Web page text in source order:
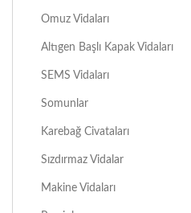
Omuz Vidaları
Altıgen Başlı Kapak Vidaları
SEMS Vidaları
Somunlar
Karebağ Civataları
Sızdırmaz Vidalar
Makine Vidaları